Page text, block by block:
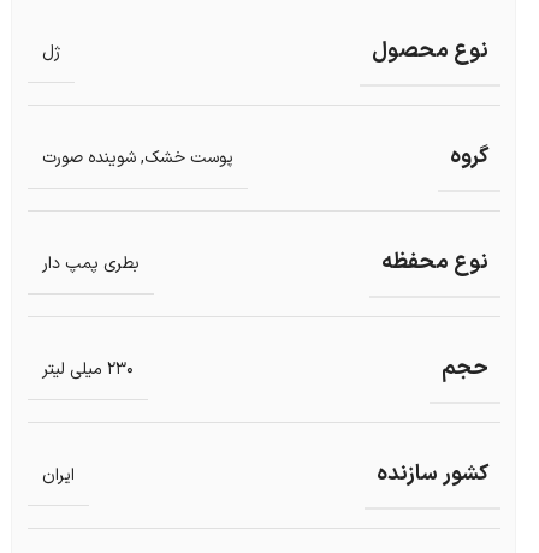
نوع محصول ژل
گروه پوست خشک,شوینده صورت
نوع محفظه بطری پمپ دار
حجم 230 میلی لیتر
کشور سازنده ایران